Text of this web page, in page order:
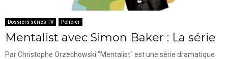
Dossiers séries TV Policier
Mentalist avec Simon Baker : La série
Par Christophe Orzechowski "Mentalist" est une série dramatique